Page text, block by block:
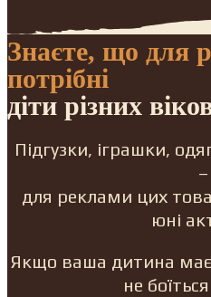
Знаєте, що для
потрібні
діти різних
Підгузки, іграшки,
–
для реклами цих
юні
Якщо ваша дитина має
не